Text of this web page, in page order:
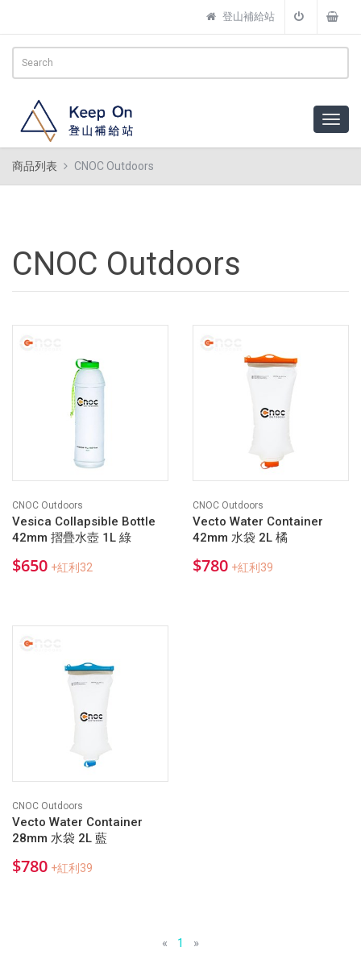
登山補給站
商品列表 CNOC Outdoors
CNOC Outdoors
CNOC Outdoors
Vesica Collapsible Bottle
42mm 摺疊水壺 1L 綠
$650 +紅利32
CNOC Outdoors
Vecto Water Container
42mm 水袋 2L 橘
$780 +紅利39
CNOC Outdoors
Vecto Water Container
28mm 水袋 2L 藍
$780 +紅利39
« 1 »